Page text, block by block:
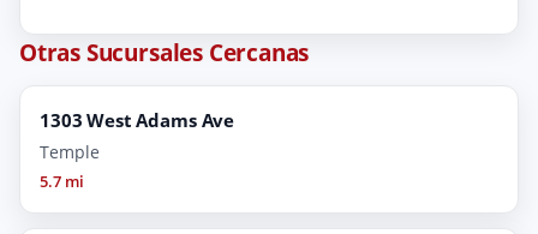
Otras Sucursales Cercanas
1303 West Adams Ave
Temple
5.7 mi